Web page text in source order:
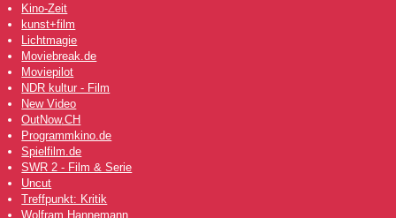
Kino-Zeit
kunst+film
Lichtmagie
Moviebreak.de
Moviepilot
NDR kultur - Film
New Video
OutNow.CH
Programmkino.de
Spielfilm.de
SWR 2 - Film & Serie
Uncut
Treffpunkt: Kritik
Wolfram Hannemann